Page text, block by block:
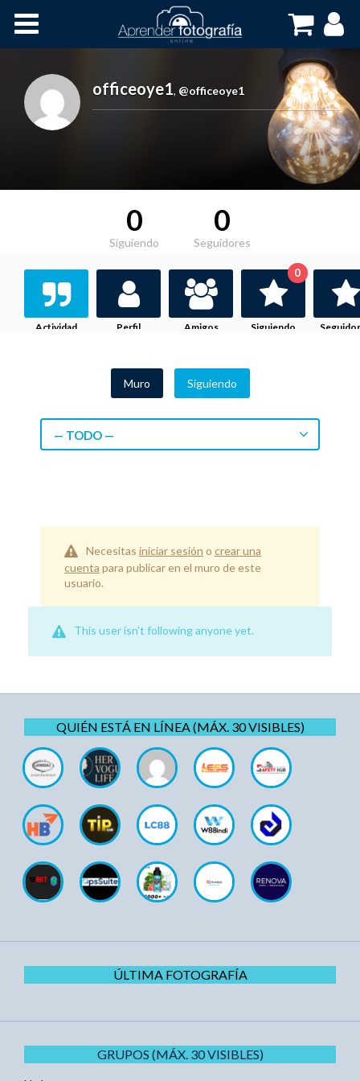
Cursos OnLine
officeoye1, @officeoye1
0
Siguiendo
0
Seguidores
Actividad Perfil Amigos Siguiendo
0
Muro Siguiendo
— TODO —
Necesitas iniciar sesión o crear una
cuenta para publicar en el muro de este
usuario.
This user isn't following anyone yet.
QUIÉN ESTÁ EN LÍNEA (MÁX. 30 VISIBLES)
ÚLTIMA FOTOGRAFÍA
GRUPOS (MÁX. 30 VISIBLES)